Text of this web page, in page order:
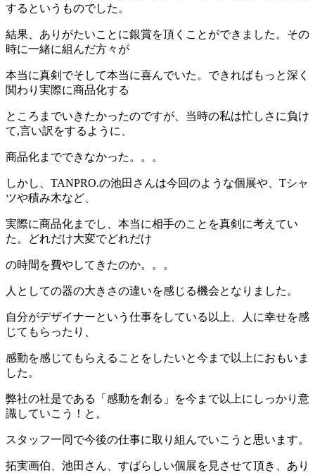
するというものでした。
結果、ありがたいことに銀賞を頂くことができました。その
時に一緒に組んだ方々が
本当に真剣でそして本当に喜んでいた。できればもっと深く
関わり実際に商品化する
ところまでいきたかったのですが、当時の私は忙しさに負け
て,言い訳をするように、
商品化までできなかった。。。
しかし、TANPRO.の池田さんは今回のような個展や、Tシャ
ツや積み木など、
実際に商品化までし、本当に相手のことを真剣に考えてい
た。どれだけ大変でどれだけ
の時間を費やしてきたのか。。。
人としての器の大きさの違いを感じる機会となりました。
自分がデザイナーという仕事をしている以上、人に幸せを感
じてもらったり、
感動を感じてもらえることをしたいと今まで以上におもいま
した。
弊社の社是である「感動を創る」を今まで以上にしっかり意
識していこう！と。
スタッフ一同で今後の仕事に取り組んでいこうと思います。
拓実画伯、池田さん、すばらしい個展を見させて頂き、あり